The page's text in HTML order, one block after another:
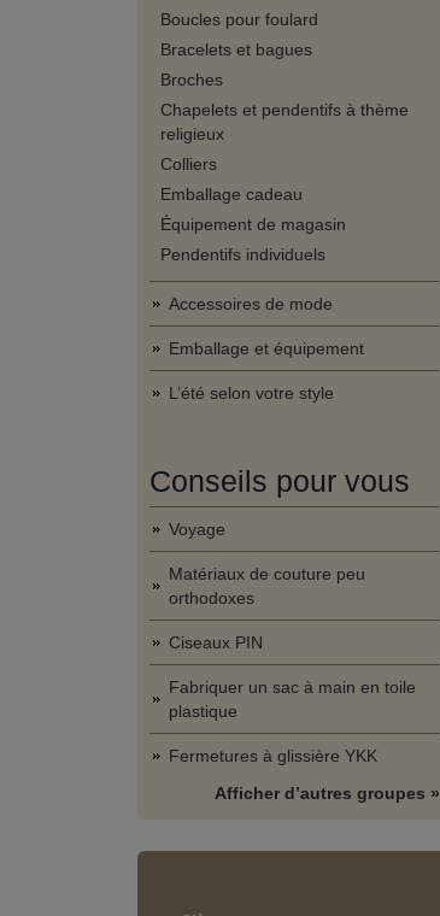
Boucles pour foulard
Bracelets et bagues
Broches
Chapelets et pendentifs à thème
religieux
Colliers
Emballage cadeau
Équipement de magasin
Pendentifs individuels
Accessoires de mode
Emballage et équipement
L’été selon votre style
Conseils pour vous
Voyage
Matériaux de couture peu
orthodoxes
Ciseaux PIN
Fabriquer un sac à main en toile
plastique
Fermetures à glissière YKK
Afficher d’autres groupes »